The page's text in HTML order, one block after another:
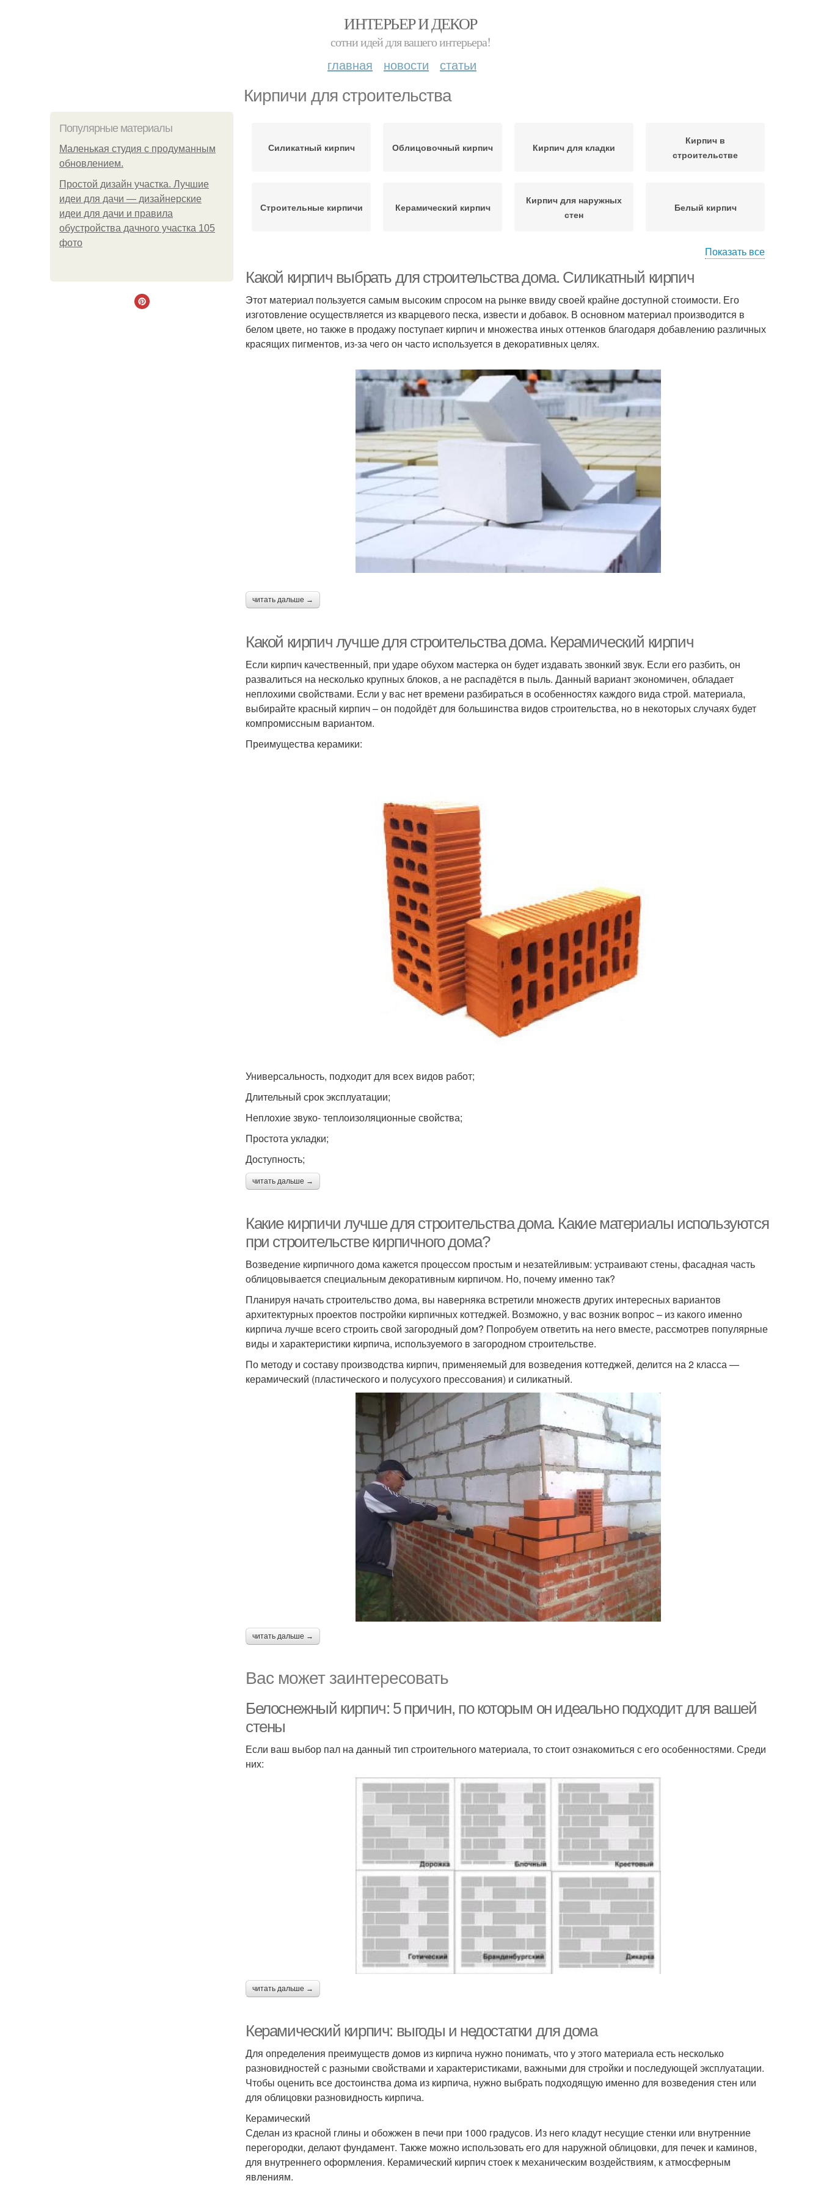
ИНТЕРЬЕР И ДЕКОР
сотни идей для вашего интерьера!
главная новости статьи
Кирпичи для строительства
Популярные материалы
Маленькая студия с продуманным
обновлением.
Простой дизайн участка. Лучшие
идеи для дачи — дизайнерские
идеи для дачи и правила
обустройства дачного участка 105
фото
Силикатный кирпич Облицовочный кирпич Кирпич для кладки
Кирпич в
строительстве
Строительные кирпичи Керамический кирпич
Кирпич для наружных
стен
Белый кирпич
Показать все
Какой кирпич выбрать для строительства дома. Силикатный кирпич
Этот материал пользуется самым высоким спросом на рынке ввиду своей крайне доступной стоимости. Его
изготовление осуществляется из кварцевого песка, извести и добавок. В основном материал производится в
белом цвете, но также в продажу поступает кирпич и множества иных оттенков благодаря добавлению различных
красящих пигментов, из-за чего он часто используется в декоративных целях.
читать дальше →
Какой кирпич лучше для строительства дома. Керамический кирпич
Если кирпич качественный, при ударе обухом мастерка он будет издавать звонкий звук. Если его разбить, он
развалиться на несколько крупных блоков, а не распадётся в пыль. Данный вариант экономичен, обладает
неплохими свойствами. Если у вас нет времени разбираться в особенностях каждого вида строй. материала,
выбирайте красный кирпич – он подойдёт для большинства видов строительства, но в некоторых случаях будет
компромиссным вариантом.
Преимущества керамики:
Универсальность, подходит для всех видов работ;
Длительный срок эксплуатации;
Неплохие звуко- теплоизоляционные свойства;
Простота укладки;
Доступность;
читать дальше →
Какие кирпичи лучше для строительства дома. Какие материалы используются
при строительстве кирпичного дома?
Возведение кирпичного дома кажется процессом простым и незатейливым: устраивают стены, фасадная часть
облицовывается специальным декоративным кирпичом. Но, почему именно так?
Планируя начать строительство дома, вы наверняка встретили множеств других интересных вариантов
архитектурных проектов постройки кирпичных коттеджей. Возможно, у вас возник вопрос – из какого именно
кирпича лучше всего строить свой загородный дом? Попробуем ответить на него вместе, рассмотрев популярные
виды и характеристики кирпича, используемого в загородном строительстве.
По методу и составу производства кирпич, применяемый для возведения коттеджей, делится на 2 класса —
керамический (пластического и полусухого прессования) и силикатный.
читать дальше →
Вас может заинтересовать
Белоснежный кирпич: 5 причин, по которым он идеально подходит для вашей
стены
Если ваш выбор пал на данный тип строительного материала, то стоит ознакомиться с его особенностями. Среди
них:
читать дальше →
Керамический кирпич: выгоды и недостатки для дома
Для определения преимуществ домов из кирпича нужно понимать, что у этого материала есть несколько
разновидностей с разными свойствами и характеристиками, важными для стройки и последующей эксплуатации.
Чтобы оценить все достоинства дома из кирпича, нужно выбрать подходящую именно для возведения стен или
для облицовки разновидность кирпича.
Керамический
Сделан из красной глины и обожжен в печи при 1000 градусов. Из него кладут несущие стенки или внутренние
перегородки, делают фундамент. Также можно использовать его для наружной облицовки, для печек и каминов,
для внутреннего оформления. Керамический кирпич стоек к механическим воздействиям, к атмосферным
явлениям.